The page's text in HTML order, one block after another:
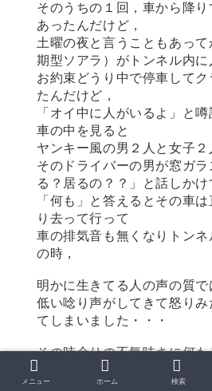
そのうちの１回，車から降
あったんだけど，
土曜の夜と言うこともあっ
期型ソアラ）がトンネル内に
お約束どうり中で停車して
たんだけど，
「オイ中に人がいるよ」と
車の中を見ると
ヤンキー風の男２人と女子
そのドライバーの男が窓ガ
る？居るの？？」と話しか
「何も」と答えるとその車
り去って行って
車の排気音も無くなりトン
の時，
明かに生きてる人の声の質で
低い唸り声がしてきて怒り
てしまいました・・・
その時余りの不気味さに何
ずに
ただ体が固まってしまい，
メニュー ホーム 検索